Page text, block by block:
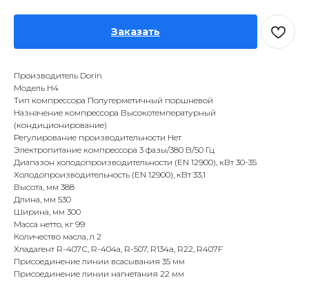
Заказать
Производитель Dorin
Модель H4
Тип компрессора Полугерметичный поршневой
Назначение компрессора Высокотемпературный
(кондиционирование)
Регулирование производительности Нет
Электропитание компрессора 3 фазы/380 В/50 Гц
Диапазон холодопроизводительности (EN 12900), кВт 30-35
Холодопроизводительность (EN 12900), кВт 33,1
Высота, мм 388
Длина, мм 530
Ширина, мм 300
Масса нетто, кг 99
Количество масла, л 2
Хладагент R-407С, R-404а, R-507, R134a, R22, R407F
Присоединение линии всасывания 35 мм
Присоединение линии нагнетания 22 мм